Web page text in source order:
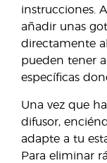
instrucciones.
añadir unas
directamente
pueden tener
específicas
Una vez que
difusor,
adapte a tu
Para eliminar